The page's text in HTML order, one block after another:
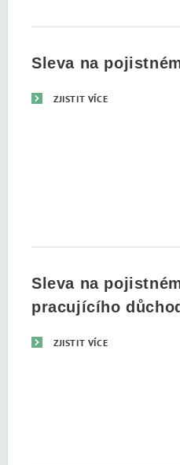
Sleva na
ZJISTIT VÍCE
Sleva na
pracujícího
ZJISTIT VÍCE